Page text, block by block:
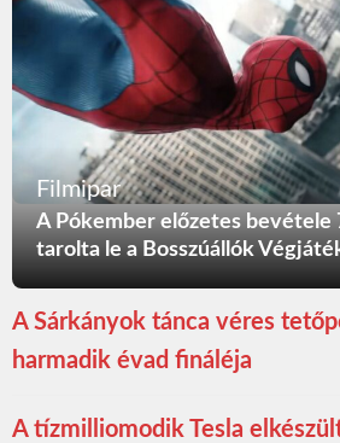
Filmipar
A Pókember előzetes bevétele
tarolta le a Bosszúállók
A Sárkányok tánca véres
harmadik évad fináléja
A tízmilliomodik Tesla